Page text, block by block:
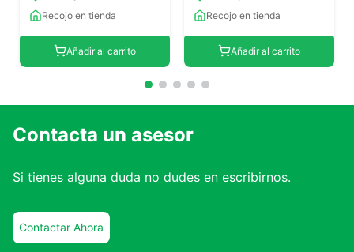
Recojo en tienda
Añadir al carrito
Recojo en tienda
Añadir al carrito
Contacta un asesor
Si tienes alguna duda no dudes en escribirnos.
Contactar Ahora